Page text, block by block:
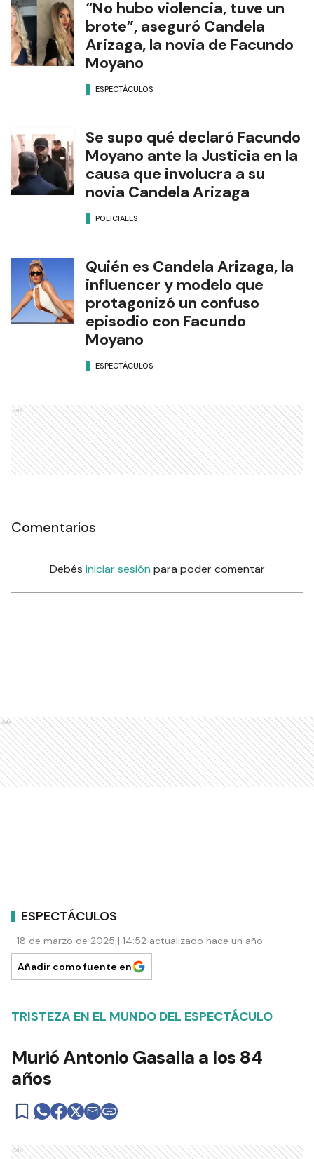
“No hubo violencia, tuve un
brote”, aseguró Candela
Arizaga, la novia de Facundo
Moyano
ESPECTÁCULOS
Se supo qué declaró Facundo
Moyano ante la Justicia en la
causa que involucra a su
novia Candela Arizaga
POLICIALES
Quién es Candela Arizaga, la
influencer y modelo que
protagonizó un confuso
episodio con Facundo
Moyano
ESPECTÁCULOS
Ads
Comentarios
Debés iniciar sesión para poder comentar
Ads
ESPECTÁCULOS
18 de marzo de 2025 | 14:52 actualizado hace un año
Añadir como fuente en
TRISTEZA EN EL MUNDO DEL ESPECTÁCULO
Murió Antonio Gasalla a los 84
años
Ads